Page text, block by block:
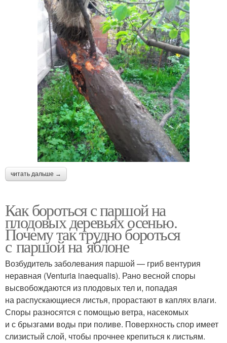
читать дальше →
Как бороться с паршой на
плодовых деревьях осенью.
Почему так трудно бороться
с паршой на яблоне
Возбудитель заболевания паршой — гриб вентурия
неравная (Venturia inaequalis). Рано весной споры
высвобождаются из плодовых тел и, попадая
на распускающиеся листья, прорастают в каплях влаги.
Споры разносятся с помощью ветра, насекомых
и с брызгами воды при поливе. Поверхность спор имеет
слизистый слой, чтобы прочнее крепиться к листьям.